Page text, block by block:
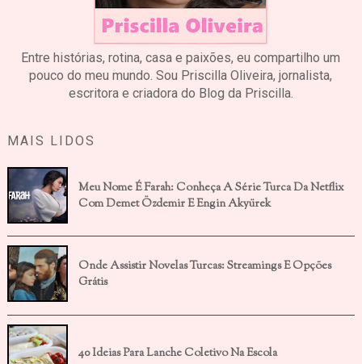
Entre histórias, rotina, casa e paixões, eu compartilho um
pouco do meu mundo. Sou Priscilla Oliveira, jornalista,
escritora e criadora do Blog da Priscilla.
MAIS LIDOS
Meu Nome É Farah: Conheça A Série Turca Da Netflix
Com Demet Özdemir E Engin Akyürek
Onde Assistir Novelas Turcas: Streamings E Opções
Grátis
40 Ideias Para Lanche Coletivo Na Escola